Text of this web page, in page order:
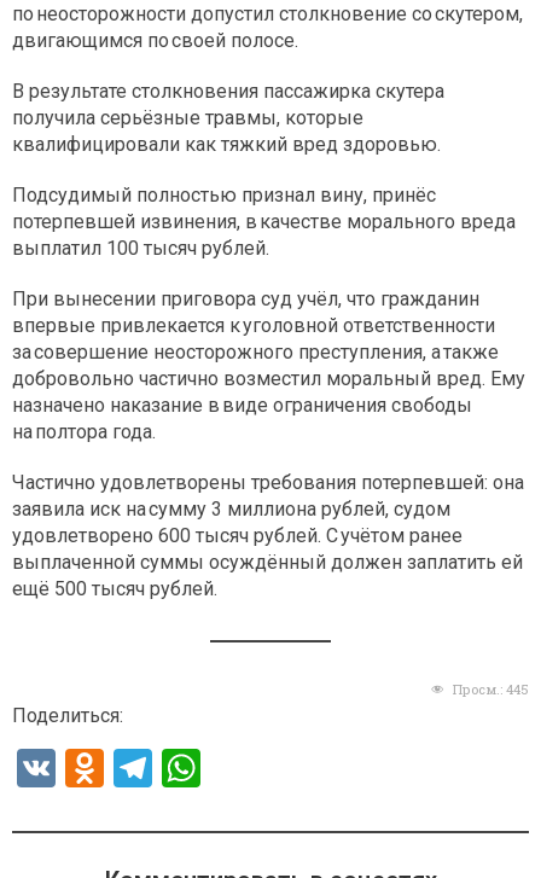
по неосторожности допустил столкновение со скутером,
двигающимся по своей полосе.
В результате столкновения пассажирка скутера
получила серьёзные травмы, которые
квалифицировали как тяжкий вред здоровью.
Подсудимый полностью признал вину, принёс
потерпевшей извинения, в качестве морального вреда
выплатил 100 тысяч рублей.
При вынесении приговора суд учёл, что гражданин
впервые привлекается к уголовной ответственности
за совершение неосторожного преступления, а также
добровольно частично возместил моральный вред. Ему
назначено наказание в виде ограничения свободы
на полтора года.
Частично удовлетворены требования потерпевшей: она
заявила иск на сумму 3 миллиона руб­лей, судом
удовлетворено 600 тысяч рублей. С учётом ранее
выплаченной суммы осуждённый должен заплатить ей
ещё 500 тысяч рублей.
Просм.: 445
Поделиться:
V
O
n
T
e
at